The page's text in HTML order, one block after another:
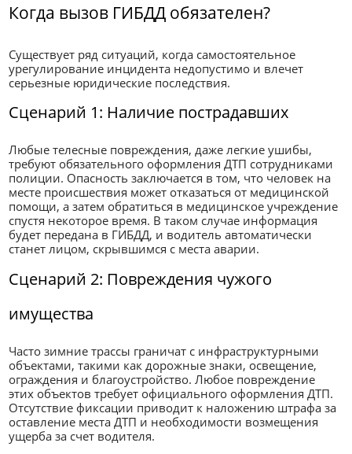
Когда вызов ГИБДД обязателен?
Существует ряд ситуаций, когда самостоятельное
урегулирование инцидента недопустимо и влечет
серьезные юридические последствия.
Сценарий 1: Наличие пострадавших
Любые телесные повреждения, даже легкие ушибы,
требуют обязательного оформления ДТП сотрудниками
полиции. Опасность заключается в том, что человек на
месте происшествия может отказаться от медицинской
помощи, а затем обратиться в медицинское учреждение
спустя некоторое время. В таком случае информация
будет передана в ГИБДД, и водитель автоматически
станет лицом, скрывшимся с места аварии.
Сценарий 2: Повреждения чужого
имущества
Часто зимние трассы граничат с инфраструктурными
объектами, такими как дорожные знаки, освещение,
ограждения и благоустройство. Любое повреждение
этих объектов требует официального оформления ДТП.
Отсутствие фиксации приводит к наложению штрафа за
оставление места ДТП и необходимости возмещения
ущерба за счет водителя.